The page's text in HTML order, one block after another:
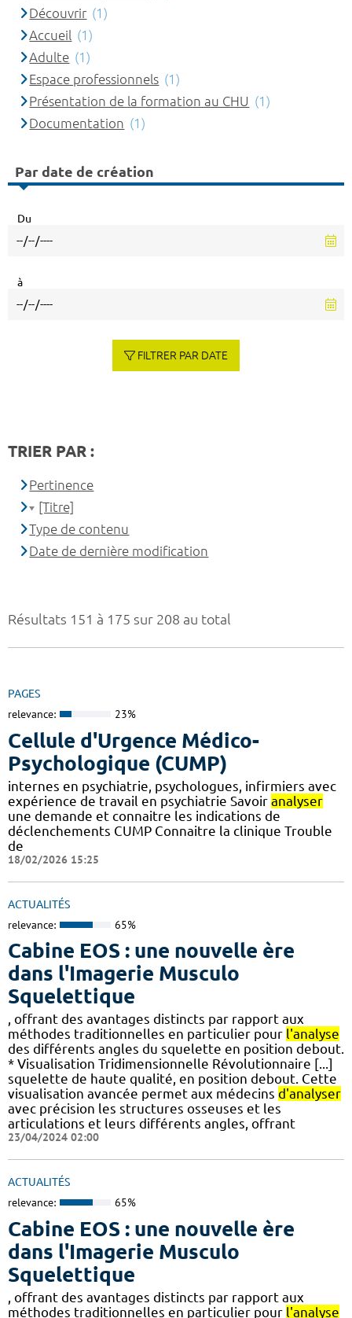
Résultats 151 à 175 sur 208 au total
PAGES
relevance: 23%
Cellule d'Urgence Médico-
Psychologique (CUMP)
internes en psychiatrie, psychologues, infirmiers avec
expérience de travail en psychiatrie Savoir analyser
une demande et connaitre les indications de
déclenchements CUMP Connaitre la clinique Trouble
de
18/02/2026 15:25
ACTUALITÉS
relevance: 65%
Cabine EOS : une nouvelle ère
dans l'Imagerie Musculo
Squelettique
, offrant des avantages distincts par rapport aux
méthodes traditionnelles en particulier pour l'analyse
des différents angles du squelette en position debout.
* Visualisation Tridimensionnelle Révolutionnaire [...]
squelette de haute qualité, en position debout. Cette
visualisation avancée permet aux médecins d'analyser
avec précision les structures osseuses et les
articulations et leurs différents angles, offrant
23/04/2024 02:00
ACTUALITÉS
relevance: 65%
Cabine EOS : une nouvelle ère
dans l'Imagerie Musculo
Squelettique
, offrant des avantages distincts par rapport aux
méthodes traditionnelles en particulier pour l'analyse
Découvrir (1)
Accueil (1)
Adulte (1)
Espace professionnels (1)
Présentation de la formation au CHU (1)
Documentation (1)
Par date de création
Du
à
FILTRER PAR DATE
TRIER PAR :
Pertinence
[Titre]
Type de contenu
Date de dernière modification